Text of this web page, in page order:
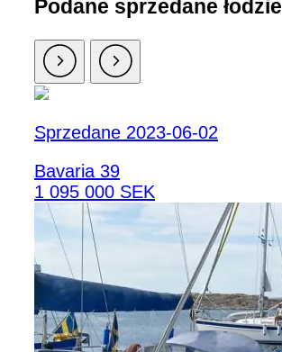
Podane sprzedane łodzie
Sprzedane 2023-06-02
Bavaria 39
1 095 000 SEK